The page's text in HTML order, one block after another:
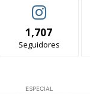
1,707
Seguidores
ESPECIAL